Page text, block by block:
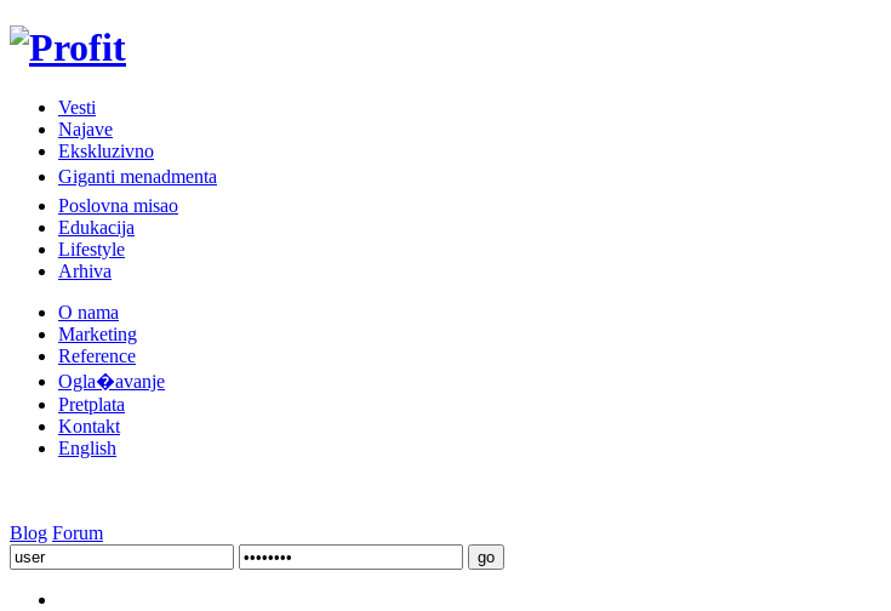
Vesti
Najave
Ekskluzivno
Giganti menadmenta
Poslovna misao
Edukacija
Lifestyle
Arhiva
O nama
Marketing
Reference
Ogla�avanje
Pretplata
Kontakt
English
Blog Forum